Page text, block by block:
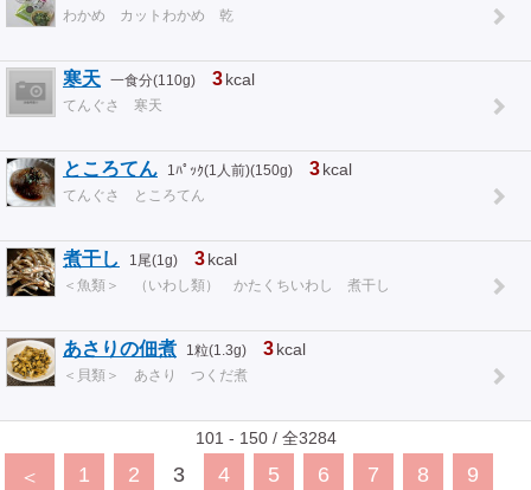
わかめ カットわかめ 乾
寒天 一食分(110g) 3kcal
てんぐさ 寒天
ところてん 1ﾊﾟｯｸ(1人前)(150g) 3kcal
てんぐさ ところてん
煮干し 1尾(1g) 3kcal
＜魚類＞ （いわし類） かたくちいわし 煮干し
あさりの佃煮 1粒(1.3g) 3kcal
＜貝類＞ あさり つくだ煮
101 - 150 / 全3284
＜ 1 2 3 4 5 6 7 8 9